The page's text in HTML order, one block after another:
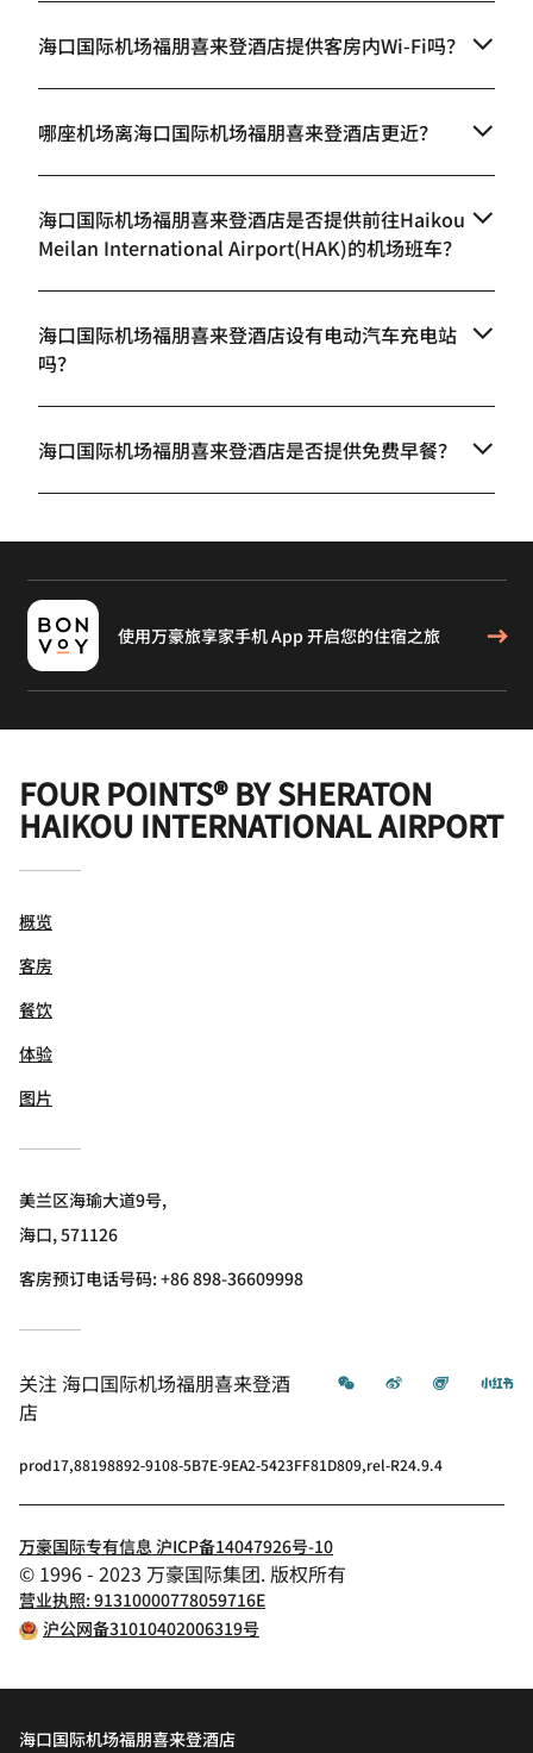
海口国际机场福朋喜来登酒店提供客房内Wi-Fi吗？
哪座机场离海口国际机场福朋喜来登酒店更近？
海口国际机场福朋喜来登酒店是否提供前往Haikou
Meilan International Airport(HAK)的机场班车？
海口国际机场福朋喜来登酒店设有电动汽车充电站
吗？
海口国际机场福朋喜来登酒店是否提供免费早餐？
使用万豪旅享家手机 App 开启您的住宿之旅
FOUR POINTS® BY SHERATON
HAIKOU INTERNATIONAL AIRPORT
概览
客房
餐饮
体验
图片
美兰区海瑜大道9号,
海口, 571126
客房预订电话号码: +86 898-36609998
关注 海口国际机场福朋喜来登酒
店
微信 微博 飞猪
prod17,88198892-9108-5B7E-9EA2-5423FF81D809,rel-R24.9.4
万豪国际专有信息 沪ICP备14047926号-10
© 1996 - 2023 万豪国际集团. 版权所有
营业执照: 91310000778059716E
沪公网备31010402006319号
海口国际机场福朋喜来登酒店